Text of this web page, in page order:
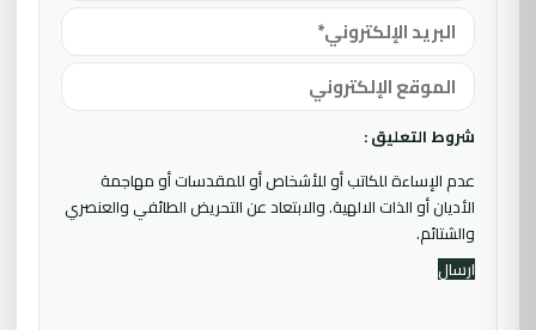
شروط التعليق :
عدم الإساءة للكاتب أو للأشخاص أو للمقدسات أو مهاجمة
الأديان أو الذات الالهية. والابتعاد عن التحريض الطائفي والعنصري
والشتائم.